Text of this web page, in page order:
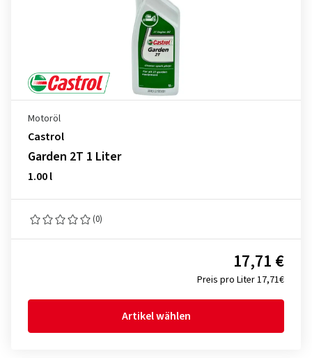
Motoröl
Castrol
Garden 2T 1 Liter
1.00 l
(0)
Preis pro Liter 17,71€
17,71 €
Artikel wählen